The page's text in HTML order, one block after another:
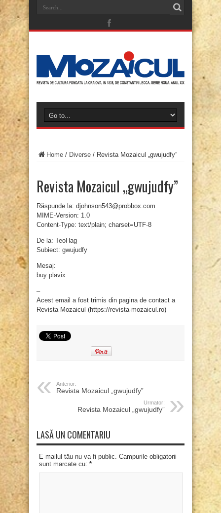
Home / Diverse / Revista Mozaicul „gwujudfy”
Revista Mozaicul „gwujudfy”
Răspunde la: djohnson543@probbox.com
MIME-Version: 1.0
Content-Type: text/plain; charset=UTF-8
De la: TeoHag
Subiect: gwujudfy
Mesaj:
buy plavix
–
Acest email a fost trimis din pagina de contact a
Revista Mozaicul (https://revista-mozaicul.ro)
Anterior:
Revista Mozaicul „gwujudfy”
Urmator:
Revista Mozaicul „gwujudfy”
LASĂ UN COMENTARIU
E-mailul tău nu va fi public. Campurile obligatorii
sunt marcate cu: *